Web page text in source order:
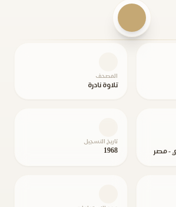
المصحف
تلاوة نادرة
- مصر
تاريخ التسجيل
1968